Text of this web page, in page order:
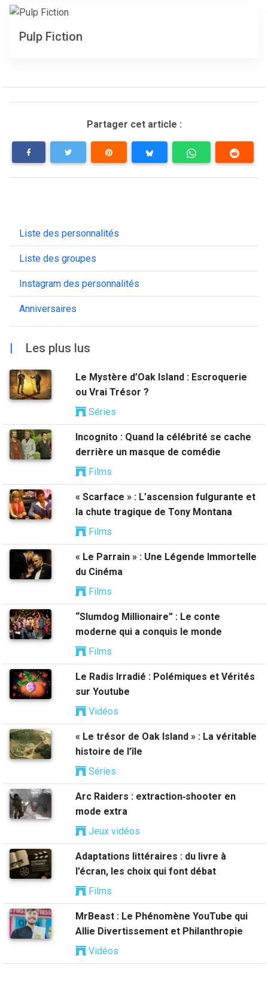
Pulp Fiction
Partager cet article :
Liste des personnalités
Liste des groupes
Instagram des personnalités
Anniversaires
| Les plus lus
Le Mystère d’Oak Island : Escroquerie
ou Vrai Trésor ?
Séries
Incognito : Quand la célébrité se cache
derrière un masque de comédie
Films
« Scarface » : L’ascension fulgurante et
la chute tragique de Tony Montana
Films
« Le Parrain » : Une Légende Immortelle
du Cinéma
Films
“Slumdog Millionaire” : Le conte
moderne qui a conquis le monde
Films
Le Radis Irradié : Polémiques et Vérités
sur Youtube
Vidéos
« Le trésor de Oak Island » : La véritable
histoire de l’île
Séries
Arc Raiders : extraction‑shooter en
mode extra
Jeux vidéos
Adaptations littéraires : du livre à
l’écran, les choix qui font débat
Films
MrBeast : Le Phénomène YouTube qui
Allie Divertissement et Philanthropie
Vidéos